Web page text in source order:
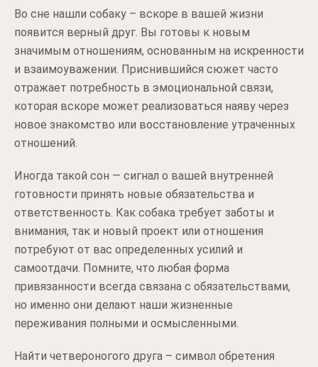
Во сне нашли собаку – вскоре в вашей жизни
появится верный друг. Вы готовы к новым
значимым отношениям, основанным на искренности
и взаимоуважении. Приснившийся сюжет часто
отражает потребность в эмоциональной связи,
которая вскоре может реализоваться наяву через
новое знакомство или восстановление утраченных
отношений.
Иногда такой сон — сигнал о вашей внутренней
готовности принять новые обязательства и
ответственность. Как собака требует заботы и
внимания, так и новый проект или отношения
потребуют от вас определенных усилий и
самоотдачи. Помните, что любая форма
привязанности всегда связана с обязательствами,
но именно они делают наши жизненные
переживания полными и осмысленными.
Найти четвероногого друга – символ обретения